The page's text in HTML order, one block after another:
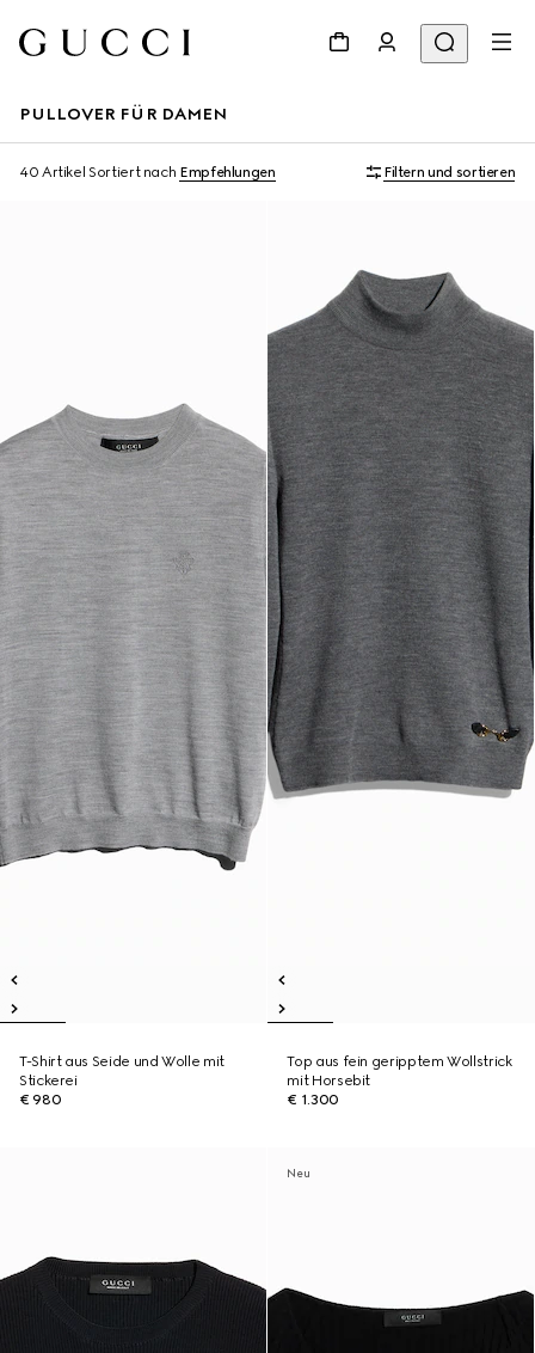
PULLOVER FÜR DAMEN
40 Artikel Sortiert nach Empfehlungen Filtern und sortieren
T-Shirt aus Seide und Wolle mit
Stickerei
€ 980
Top aus fein geripptem Wollstrick
mit Horsebit
€ 1.300
Neu